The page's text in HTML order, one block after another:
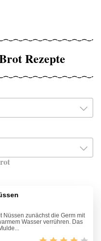
Rezepte
Nüssen zunächst die Germ mit
Wasser verrühren. Das